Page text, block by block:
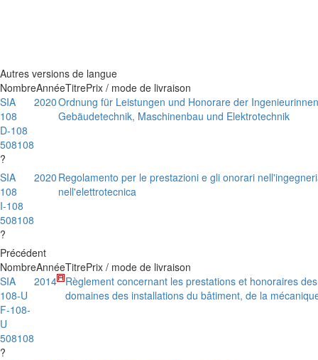
Autres versions de langue
NombreAnnéeTitrePrix / mode de livraison
SIA
108
D-108
508108
?
2020Ordnung für Leistungen und Honorare der
Gebäudetechnik, Maschinenbau und Elektrotechnik
SIA
108
I-108
508108
?
2020 Regolamento per le prestazioni e gli onorari
nell'elettrotecnica
Précédent
NombreAnnéeTitrePrix / mode de livraison
SIA
108-U
F-108-
U
508108
?
2014
Règlement concernant les prestations et honoraires
domaines des installations du bâtiment, de la